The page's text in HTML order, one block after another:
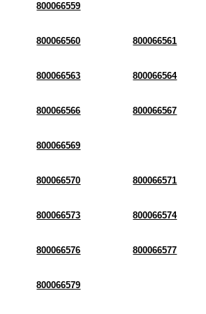
800066559
800066560 800066561
800066563 800066564
800066566 800066567
800066569
800066570 800066571
800066573 800066574
800066576 800066577
800066579